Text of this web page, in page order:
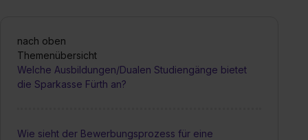
nach oben
Themenübersicht
Welche Ausbildungen/Dualen Studiengänge bietet
die Sparkasse Fürth an?
Wie sieht der Bewerbungsprozess für eine